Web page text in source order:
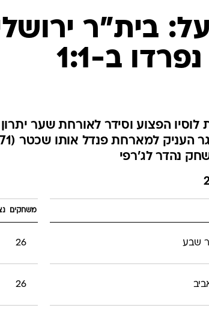
בית"ר
ב-1:1
נהדר לג'רפי
משחקים
שבע 26
26